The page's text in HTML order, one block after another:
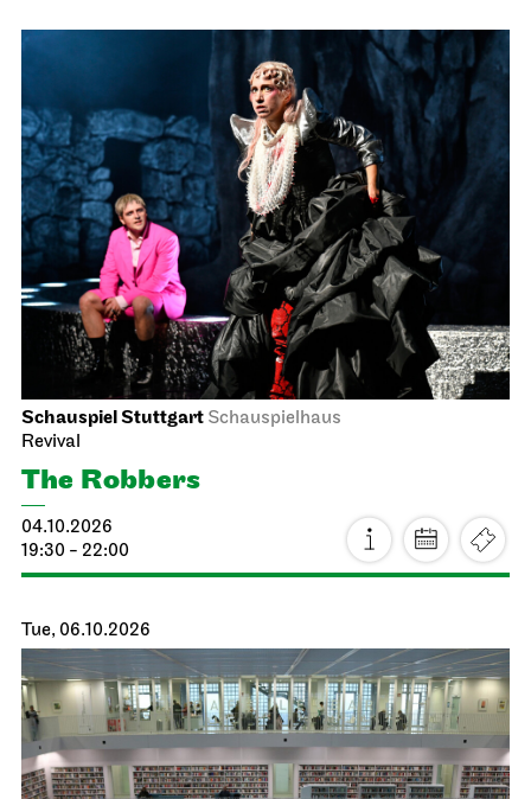
Schauspiel Stuttgart Schauspielhaus
Revival
The Robbers
04.10.2026
19:30 - 22:00
Tue, 06.10.2026